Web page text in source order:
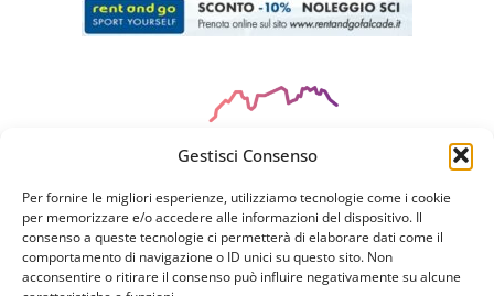
Gestisci Consenso
Per fornire le migliori esperienze, utilizziamo tecnologie come i cookie
per memorizzare e/o accedere alle informazioni del dispositivo. Il
consenso a queste tecnologie ci permetterà di elaborare dati come il
comportamento di navigazione o ID unici su questo sito. Non
acconsentire o ritirare il consenso può influire negativamente su alcune
CIN: HOTEL IT025019A17W3E9TGC